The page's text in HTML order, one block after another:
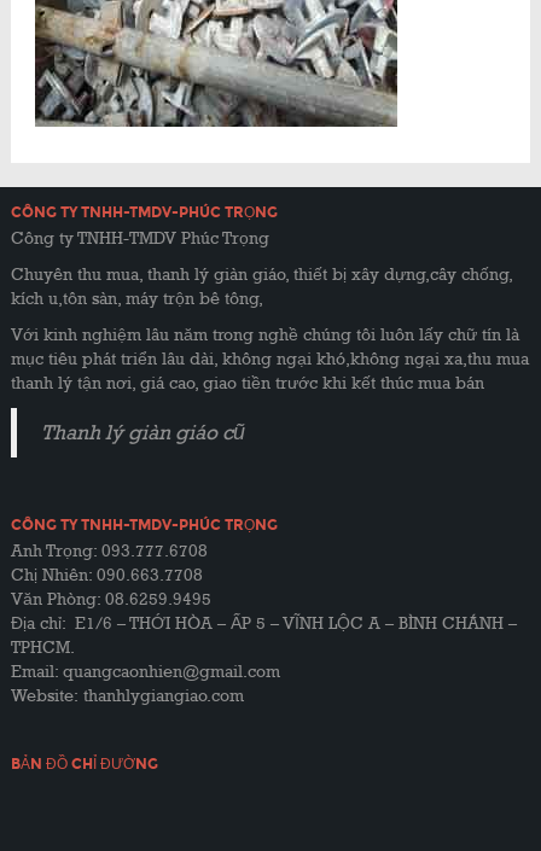
CÔNG TY TNHH-TMDV-PHÚC TRỌNG
Công ty TNHH-TMDV Phúc Trọng
Chuyên thu mua, thanh lý giàn giáo, thiết bị xây dựng,cây chống,
kích u,tôn sàn, máy trộn bê tông,
Với kinh nghiệm lâu năm trong nghề chúng tôi luôn lấy chữ tín là
mục tiêu phát triển lâu dài, không ngại khó,không ngại xa,thu mua
thanh lý tận nơi, giá cao, giao tiền trước khi kết thúc mua bán
Thanh lý giàn giáo cũ
CÔNG TY TNHH-TMDV-PHÚC TRỌNG
Anh Trọng: 093.777.6708
Chị Nhiên: 090.663.7708
Văn Phòng: 08.6259.9495
Địa chỉ: E1/6 – THỚI HÒA – ẤP 5 – VĨNH LỘC A – BÌNH CHÁNH –
TPHCM.
Email: quangcaonhien@gmail.com
Website: thanhlygiangiao.com
BẢN ĐỒ CHỈ ĐƯỜNG